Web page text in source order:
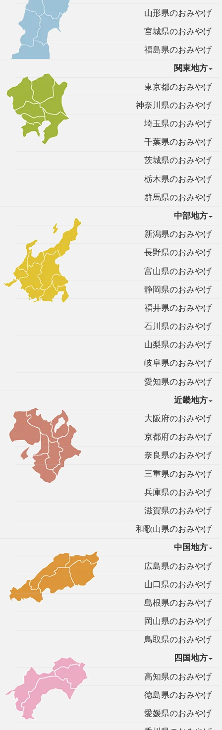
山形県のおみやげ
宮城県のおみやげ
福島県のおみやげ
関東地方
東京都のおみやげ
神奈川県のおみやげ
埼玉県のおみやげ
千葉県のおみやげ
茨城県のおみやげ
栃木県のおみやげ
群馬県のおみやげ
中部地方
新潟県のおみやげ
長野県のおみやげ
富山県のおみやげ
静岡県のおみやげ
福井県のおみやげ
石川県のおみやげ
山梨県のおみやげ
岐阜県のおみやげ
愛知県のおみやげ
近畿地方
大阪府のおみやげ
京都府のおみやげ
奈良県のおみやげ
三重県のおみやげ
兵庫県のおみやげ
滋賀県のおみやげ
和歌山県のおみやげ
中国地方
広島県のおみやげ
山口県のおみやげ
島根県のおみやげ
岡山県のおみやげ
鳥取県のおみやげ
四国地方
高知県のおみやげ
徳島県のおみやげ
愛媛県のおみやげ